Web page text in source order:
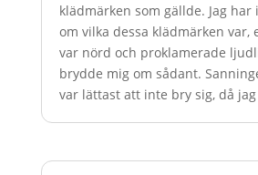
klädmärken som gällde. Jag
om vilka dessa klädmärken var,
var nörd och proklamerade
brydde mig om sådant.
var lättast att inte bry sig, då